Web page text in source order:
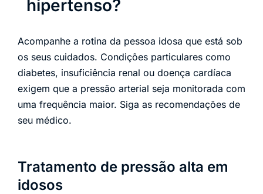
hipertenso?
Acompanhe a rotina da pessoa idosa que está sob
os seus cuidados. Condições particulares como
diabetes, insuficiência renal ou doença cardíaca
exigem que a pressão arterial seja monitorada com
uma frequência maior. Siga as recomendações de
seu médico.
Tratamento de pressão alta em
idosos